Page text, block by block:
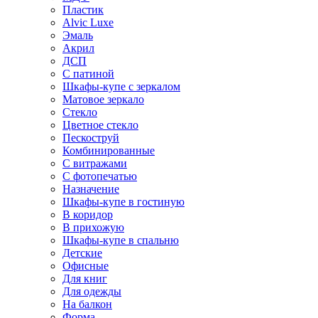
Пластик
Alvic Luxe
Эмаль
Акрил
ДСП
С патиной
Шкафы-купе с зеркалом
Матовое зеркало
Стекло
Цветное стекло
Пескоструй
Комбинированные
С витражами
С фотопечатью
Назначение
Шкафы-купе в гостиную
В коридор
В прихожую
Шкафы-купе в спальню
Детские
Офисные
Для книг
Для одежды
На балкон